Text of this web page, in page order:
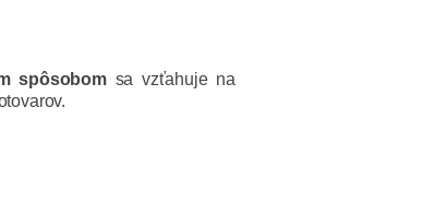
spôsobomsa vzťahuje na